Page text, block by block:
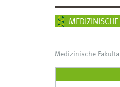
MEDIZINISCHE
Medizinische